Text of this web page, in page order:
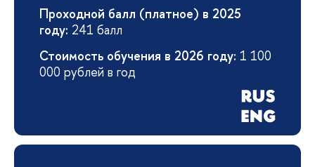
Проходной балл (платное) в 2025
году: 241 балл
Стоимость обучения в 2026 году: 1 100
000 рублей в год